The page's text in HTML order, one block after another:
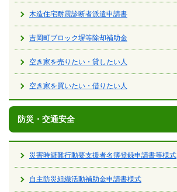
木造住宅耐震診断者派遣申請書
吉岡町ブロック塀等除却補助金
空き家を売りたい・貸したい人
空き家を買いたい・借りたい人
防災・交通安全
災害時避難行動要支援者名簿登録申請書等様式
自主防災組織活動補助金申請書様式